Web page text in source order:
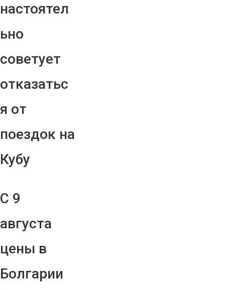
настоятел
ьно
советует
отказатьс
я от
поездок на
Кубу
С 9
августа
цены в
Болгарии